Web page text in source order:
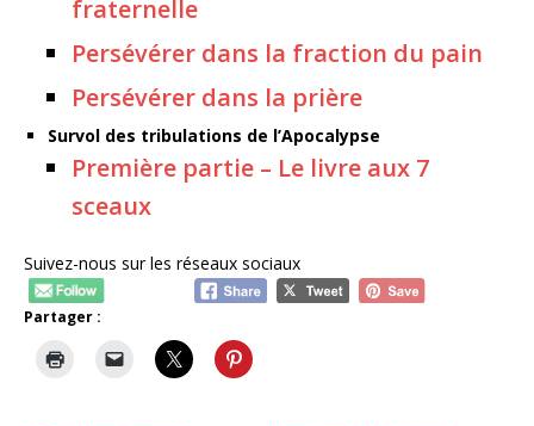
fraternelle
Persévérer dans la fraction du pain
Persévérer dans la prière
Survol des tribulations de l’Apocalypse
Première partie – Le livre aux 7
sceaux
Suivez-nous sur les réseaux sociaux
Partager :